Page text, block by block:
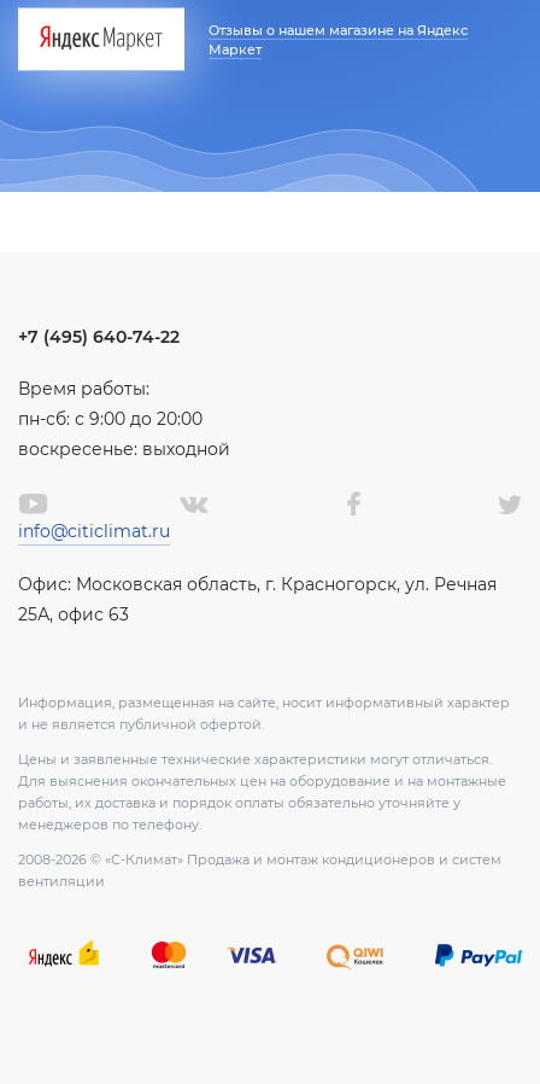
Отзывы о нашем магазине на Яндекс
Маркет
+7 (495) 640-74-22
Время работы:
пн-сб: с 9:00 до 20:00
воскресенье: выходной
info@citiclimat.ru
Офис: Московская область, г. Красногорск, ул. Речная
25А, офис 63
Информация, размещенная на сайте, носит информативный характер
и не является публичной офертой.
Цены и заявленные технические характеристики могут отличаться.
Для выяснения окончательных цен на оборудование и на монтажные
работы, их доставка и порядок оплаты обязательно уточняйте у
менеджеров по телефону.
2008-2026 © «С-Климат» Продажа и монтаж кондиционеров и систем
вентиляции